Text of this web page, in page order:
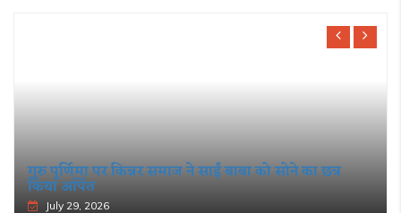
गुरु पूर्णिमा पर किन्नर समाज ने साईं बाबा को सोने का छत्र
किया अर्पित
July 29, 2026